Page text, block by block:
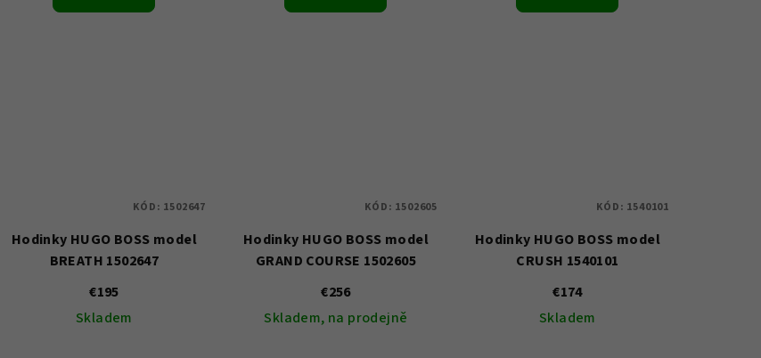
Hodinky HUGO BOSS model
BREATH 1502647
€195
Skladem
KÓD: 1502647
Hodinky HUGO BOSS model
GRAND COURSE 1502605
€256
Skladem, na prodejně
KÓD: 1502605
Hodinky HUGO BOSS model
CRUSH 1540101
€174
Skladem
KÓD: 1540101